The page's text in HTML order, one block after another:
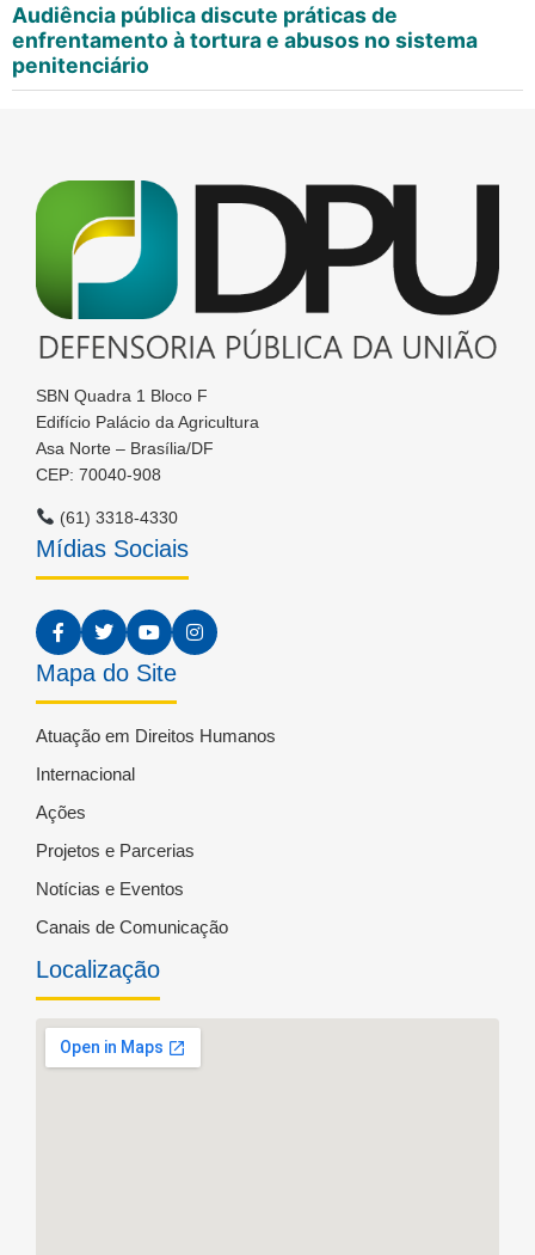
Audiência pública discute práticas de
enfrentamento à tortura e abusos no sistema
penitenciário
SBN Quadra 1 Bloco F
Edifício Palácio da Agricultura
Asa Norte – Brasília/DF
CEP: 70040-908
(61) 3318-4330
Mídias Sociais
Mapa do Site
Atuação em Direitos Humanos
Internacional
Ações
Projetos e Parcerias
Notícias e Eventos
Canais de Comunicação
Localização